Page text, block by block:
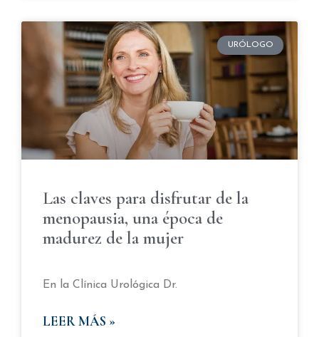
URÓLOGO
Las claves para disfrutar de la
menopausia, una época de
madurez de la mujer
En la Clínica Urológica Dr.
LEER MÁS »